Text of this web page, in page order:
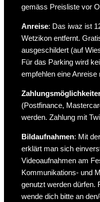
gemäss Preisliste vor
Anreise: Das iwaz ist
Wetzikon entfernt.
ausgeschildert (auf
Für das Parking wird
empfehlen eine Anreise
(Postfinance,
werden. Zahlung mit
Bildaufnahmen: Mit
erklärt man sich
Videoaufnahmen am
Kommunikations- und
genutzt werden dürfen.
wende dich bitte an